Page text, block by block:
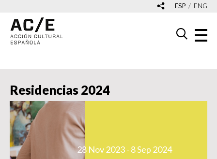
ESP ENG
Residencias 2024
28 Nov 2023 - 8 Sep 2024